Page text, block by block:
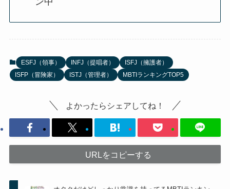
ESFJ（領事） INFJ（提唱者）
ISFJ（擁護者）
ISFP（冒険家）
ISTJ（管理者） MBTIランキングTOP5
よかったらシェアしてね！
URLをコピーする